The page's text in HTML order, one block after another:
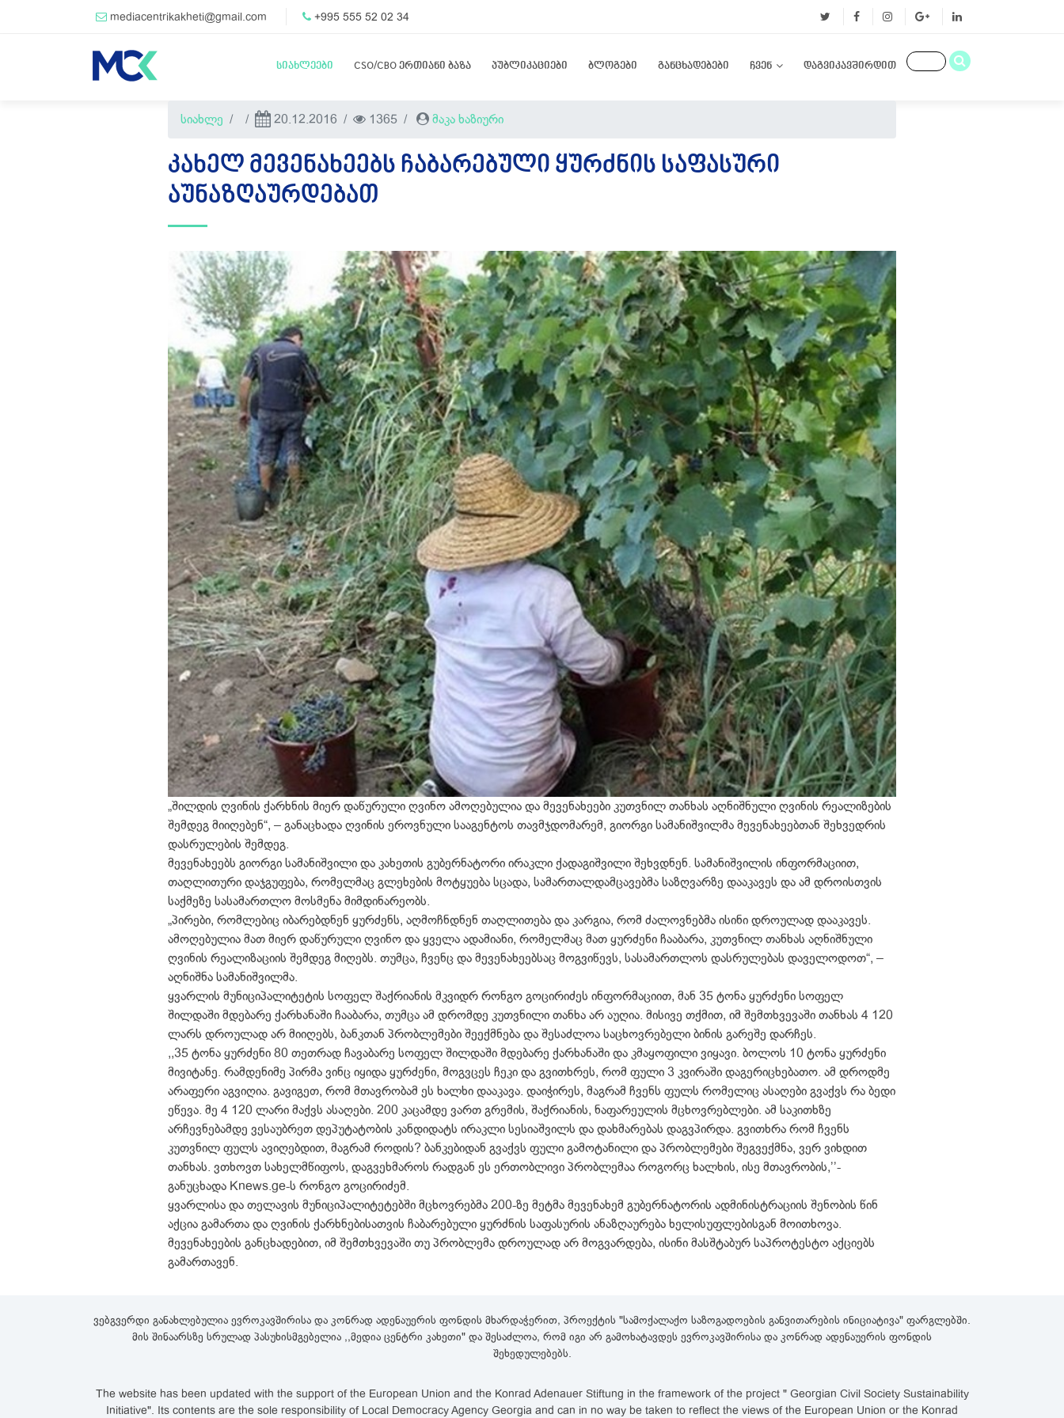
mediacentrikakheti@gmail.com +995 555 52 02 34
სიახლეები CSO/CBO ერთიანი ბაზა პუბლიკაციები ბლოგები განცხადებები ჩვენ დაგვიკავშირდით
სიახლე 20.12.2016 1365 მაკა ხაზიური
ᲙᲐᲮᲔᲚ ᲛᲔᲕᲔᲜᲐᲮᲔᲔᲑᲡ ᲩᲐᲑᲐᲠᲔᲑᲣᲚᲘ ᲧᲣᲠᲫᲜᲘᲡ ᲡᲐᲤᲐᲡᲣᲠᲘ
ᲐᲣᲜᲐᲖᲦᲐᲣᲠᲓᲔᲑᲐᲗ
„შილდის ღვინის ქარხნის მიერ დაწურული ღვინო ამოღებულია და მევენახეები კუთვნილ თანხას აღნიშნული ღვინის რეალიზების
შემდეგ მიიღებენ“, – განაცხადა ღვინის ეროვნული სააგენტოს თავმჯდომარემ, გიორგი სამანიშვილმა მევენახეებთან შეხვედრის
დასრულების შემდეგ.
მევენახეებს გიორგი სამანიშვილი და კახეთის გუბერნატორი ირაკლი ქადაგიშვილი შეხვდნენ. სამანიშვილის ინფორმაციით,
თაღლითური დაჯგუფება, რომელმაც გლეხების მოტყუება სცადა, სამართალდამცავებმა საზღვარზე დააკავეს და ამ დროისთვის
საქმეზე სასამართლო მოსმენა მიმდინარეობს.
„პირები, რომლებიც იბარებდნენ ყურძენს, აღმოჩნდნენ თაღლითება და კარგია, რომ ძალოვნებმა ისინი დროულად დააკავეს.
ამოღებულია მათ მიერ დაწურული ღვინო და ყველა ადამიანი, რომელმაც მათ ყურძენი ჩააბარა, კუთვნილ თანხას აღნიშნული
ღვინის რეალიზაციის შემდეგ მიღებს. თუმცა, ჩვენც და მევენახეებსაც მოგვიწევს, სასამართლოს დასრულებას დაველოდოთ“, –
აღნიშნა სამანიშვილმა.
ყვარლის მუნიციპალიტეტის სოფელ შაქრიანის მკვიდრ რონგო გოცირიძეს ინფორმაციით, მან 35 ტონა ყურძენი სოფელ
შილდაში მდებარე ქარხანაში ჩააბარა, თუმცა ამ დრომდე კუთვნილი თანხა არ აუღია. მისივე თქმით, იმ შემთხვევაში თანხას 4 120
ლარს დროულად არ მიიღებს, ბანკთან პრობლემები შეექმნება და შესაძლოა საცხოვრებელი ბინის გარეშე დარჩეს.
,,35 ტონა ყურძენი 80 თეთრად ჩავაბარე სოფელ შილდაში მდებარე ქარხანაში და კმაყოფილი ვიყავი. ბოლოს 10 ტონა ყურძენი
მივიტანე. რამდენიმე პირმა ვინც იყიდა ყურძენი, მოგვცეს ჩეკი და გვითხრეს, რომ ფული 3 კვირაში დაგერიცხებათო. ამ დროდმე
არაფერი აგვიღია. გავიგეთ, რომ მთავრობამ ეს ხალხი დააკავა. დაიჭირეს, მაგრამ ჩვენს ფულს რომელიც ასაღები გვაქვს რა ბედი
ეწევა. მე 4 120 ლარი მაქვს ასაღები. 200 კაცამდე ვართ გრემის, შაქრიანის, ნაფარეულის მცხოვრებლები. ამ საკითხზე
არჩევნებამდე ვესაუბრეთ დეპუტატობის კანდიდატს ირაკლი სესიაშვილს და დახმარებას დაგვპირდა. გვითხრა რომ ჩვენს
კუთვნილ ფულს ავიღებდით, მაგრამ როდის? ბანკებიდან გვაქვს ფული გამოტანილი და პრობლემები შეგვექმნა, ვერ ვიხდით
თანხას. ვთხოვთ სახელმწიფოს, დაგვეხმაროს რადგან ეს ერთობლივი პრობლემაა როგორც ხალხის, ისე მთავრობის,’’-
განუცხადა Knews.ge-ს რონგო გოცირიძემ.
ყვარლისა და თელავის მუნიციპალიტეტებში მცხოვრებმა 200-ზე მეტმა მევენახემ გუბერნატორის ადმინისტრაციის შენობის წინ
აქცია გამართა და ღვინის ქარხნებისათვის ჩაბარებული ყურძნის საფასურის ანაზღაურება ხელისუფლებისგან მოითხოვა.
მევენახეების განცხადებით, იმ შემთხვევაში თუ პრობლემა დროულად არ მოგვარდება, ისინი მასშტაბურ საპროტესტო აქციებს
გამართავენ.
ვებგვერდი განახლებულია ევროკავშირისა და კონრად ადენაუერის ფონდის მხარდაჭერით, პროექტის "სამოქალაქო საზოგადოების განვითარების ინიციატივა" ფარგლებში.
მის შინაარსზე სრულად პასუხისმგებელია ,,მედია ცენტრი კახეთი" და შესაძლოა, რომ იგი არ გამოხატავდეს ევროკავშირისა და კონრად ადენაუერის ფონდის
შეხედულებებს.
The website has been updated with the support of the European Union and the Konrad Adenauer Stiftung in the framework of the project " Georgian Civil Society Sustainability
Initiative". Its contents are the sole responsibility of Local Democracy Agency Georgia and can in no way be taken to reflect the views of the European Union or the Konrad